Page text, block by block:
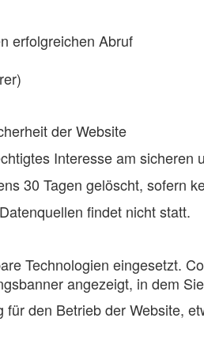
erfolgreichen Abruf
der Website
Interesse am sicheren
30 Tagen gelöscht, sofern
findet nicht statt.
Technologien eingesetzt.
angezeigt, in dem
den Betrieb der Website,